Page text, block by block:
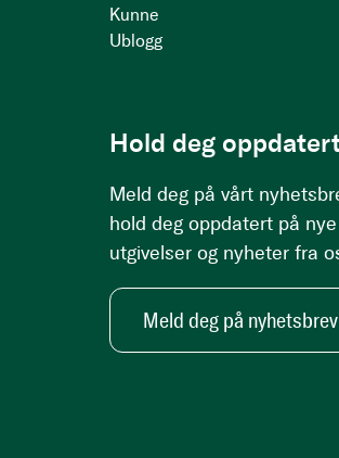
Kunne
Ublogg
Hold deg
Meld deg på vårt
hold deg oppdatert på nye
utgivelser og nyheter fra
Meld deg på nyhetsbrev